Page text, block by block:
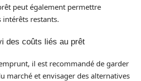
peut également permettre
intérêts restants.
des coûts liés au prêt
il est recommandé de garder
marché et envisager des alternatives